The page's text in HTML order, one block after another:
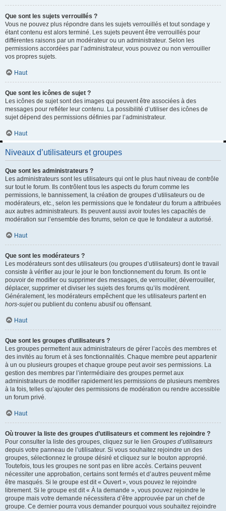
Que sont les sujets verrouillés ?
Vous ne pouvez plus répondre dans les sujets verrouillés et tout sondage y
étant contenu est alors terminé. Les sujets peuvent être verrouillés pour
différentes raisons par un modérateur ou un administrateur. Selon les
permissions accordées par l’administrateur, vous pouvez ou non verrouiller
vos propres sujets.
Haut
Que sont les icônes de sujet ?
Les icônes de sujet sont des images qui peuvent être associées à des
messages pour refléter leur contenu. La possibilité d’utiliser des icônes de
sujet dépend des permissions définies par l’administrateur.
Haut
Niveaux d’utilisateurs et groupes
Que sont les administrateurs ?
Les administrateurs sont les utilisateurs qui ont le plus haut niveau de contrôle
sur tout le forum. Ils contrôlent tous les aspects du forum comme les
permissions, le bannissement, la création de groupes d’utilisateurs ou de
modérateurs, etc., selon les permissions que le fondateur du forum a attribuées
aux autres administrateurs. Ils peuvent aussi avoir toutes les capacités de
modération sur l’ensemble des forums, selon ce que le fondateur a autorisé.
Haut
Que sont les modérateurs ?
Les modérateurs sont des utilisateurs (ou groupes d’utilisateurs) dont le travail
consiste à vérifier au jour le jour le bon fonctionnement du forum. Ils ont le
pouvoir de modifier ou supprimer des messages, de verrouiller, déverrouiller,
déplacer, supprimer et diviser les sujets des forums qu’ils modèrent.
Généralement, les modérateurs empêchent que les utilisateurs partent en
hors-sujetou publient du contenu abusif ou offensant.
Haut
Que sont les groupes d’utilisateurs ?
Les groupes permettent aux administrateurs de gérer l’accès des membres et
des invités au forum et à ses fonctionnalités. Chaque membre peut appartenir
à un ou plusieurs groupes et chaque groupe peut avoir ses permissions. La
gestion des membres par l’intermédiaire des groupes permet aux
administrateurs de modifier rapidement les permissions de plusieurs membres
à la fois, telles qu’ajouter des permissions de modération ou rendre accessible
un forum privé.
Haut
Où trouver la liste des groupes d’utilisateurs et comment les rejoindre ?
Pour consulter la liste des groupes, cliquez sur le lien Groupes d’utilisateurs
depuis votre panneau de l’utilisateur. Si vous souhaitez rejoindre un des
groupes, sélectionnez le groupe désiré et cliquez sur le bouton approprié.
Toutefois, tous les groupes ne sont pas en libre accès. Certains peuvent
nécessiter une approbation, certains sont fermés et d’autres peuvent même
être masqués. Si le groupe est dit « Ouvert », vous pouvez le rejoindre
librement. Si le groupe est dit « À la demande », vous pouvez rejoindre le
groupe mais votre demande nécessitera d’être approuvée par un chef de
groupe. Ce dernier pourra vous demander pourquoi vous souhaitez rejoindre